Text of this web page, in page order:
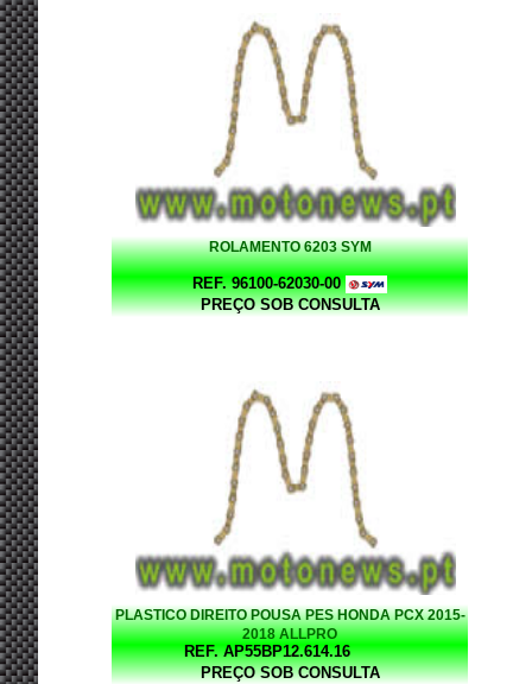
ROLAMENTO 6203 SYM
REF. 96100-62030-00
PREÇO SOB CONSULTA
PLASTICO DIREITO POUSA PES HONDA PCX 2015-
2018 ALLPRO
REF. AP55BP12.614.16
PREÇO SOB CONSULTA